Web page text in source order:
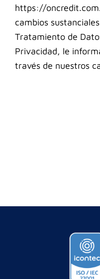
https://
cambios
Tratamiento de
Privacidad, le
través de nuestros